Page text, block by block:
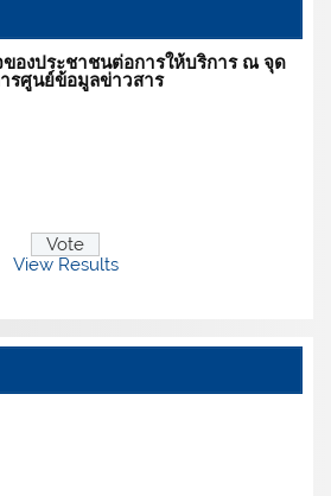
องประชาชนต่อการให้บริการ ณ จุด
รศูนย์ข้อมูลข่าวสาร
View Results